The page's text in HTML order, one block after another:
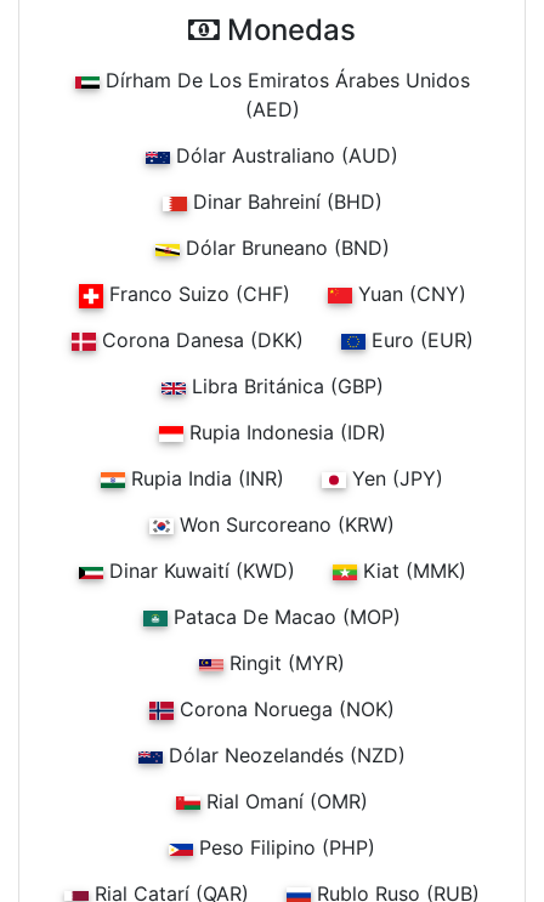
Monedas
Dírham De Los Emiratos Árabes Unidos
(AED)
Dólar Australiano (AUD)
Dinar Bahreiní (BHD)
Dólar Bruneano (BND)
Franco Suizo (CHF)
Yuan (CNY)
Corona Danesa (DKK)
Euro (EUR)
Libra Británica (GBP)
Rupia Indonesia (IDR)
Rupia India (INR)
Yen (JPY)
Won Surcoreano (KRW)
Dinar Kuwaití (KWD)
Kiat (MMK)
Pataca De Macao (MOP)
Ringit (MYR)
Corona Noruega (NOK)
Dólar Neozelandés (NZD)
Rial Omaní (OMR)
Peso Filipino (PHP)
Rial Catarí (QAR)
Rublo Ruso (RUB)